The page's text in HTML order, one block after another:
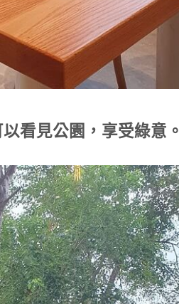
看見公園，享受綠意。